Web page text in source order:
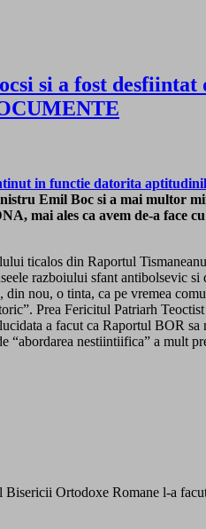
si a fost desfiintat
in functie datorita
Emil Boc si a mai multor
mai ales ca avem de-a face
ticalos din Raportul
razboiului sfant antibolsevic si
nou, o tinta, ca pe vremea
Prea Fericitul Patriarh
a facut ca Raportul BOR
“abordarea nestiintiifica” a mult
Bisericii Ortodoxe Romane l-a